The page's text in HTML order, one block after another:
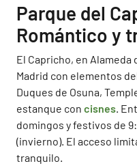
Parque del
Romántico y
El Capricho, en Alameda
Madrid con elementos
Duques de Osuna,
estanque con cisnes .
domingos y festivos de
(invierno). El acceso
tranquilo.